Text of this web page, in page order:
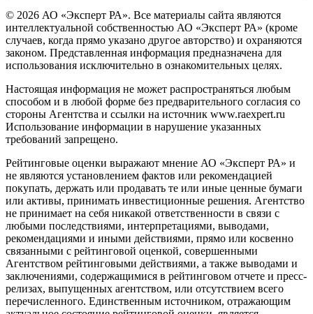
© 2026 АО «Эксперт РА». Все материалы сайта являются
интеллектуальной собственностью АО «Эксперт РА» (кроме
случаев, когда прямо указано другое авторство) и охраняются
законом. Представленная информация предназначена для
использования исключительно в ознакомительных целях.
Настоящая информация не может распространяться любым
способом и в любой форме без предварительного согласия со
стороны Агентства и ссылки на источник www.raexpert.ru
Использование информации в нарушение указанных
требований запрещено.
Рейтинговые оценки выражают мнение АО «Эксперт РА» и
не являются установлением фактов или рекомендацией
покупать, держать или продавать те или иные ценные бумаги
или активы, принимать инвестиционные решения. Агентство
не принимает на себя никакой ответственности в связи с
любыми последствиями, интерпретациями, выводами,
рекомендациями и иными действиями, прямо или косвенно
связанными с рейтинговой оценкой, совершенными
Агентством рейтинговыми действиями, а также выводами и
заключениями, содержащимися в рейтинговом отчете и пресс-
релизах, выпущенных агентством, или отсутствием всего
перечисленного. Единственным источником, отражающим